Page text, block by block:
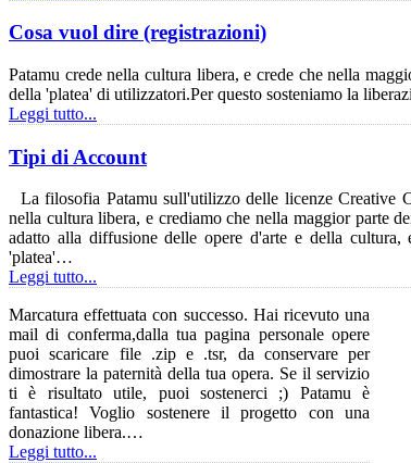
Cosa vuol dire (registrazioni)
Patamu crede nella cultura libera, e crede che nella
della 'platea' di utilizzatori.Per questo sosteniamo la
Leggi tutto...
Tipi di Account
La filosofia Patamu sull'utilizzo delle licenze Creative
nella cultura libera, e crediamo che nella maggior parte
adatto alla diffusione delle opere d'arte e della
'platea'…
Leggi tutto...
Marcatura effettuata con successo. Hai ricevuto una
mail di conferma,dalla tua pagina personale opere
puoi scaricare file .zip e .tsr, da conservare per
dimostrare la paternità della tua opera. Se il servizio
ti è risultato utile, puoi sostenerci ;) Patamu è
fantastica! Voglio sostenere il progetto con una
donazione libera.…
Leggi tutto...